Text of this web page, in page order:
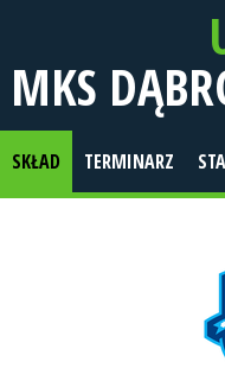
MKS
SKŁAD TERMINARZ